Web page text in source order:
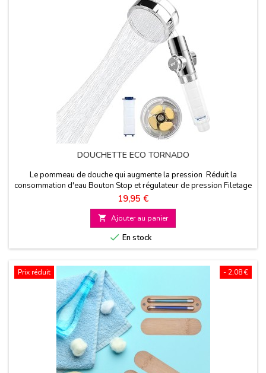
DOUCHETTE ECO TORNADO
Le pommeau de douche qui augmente la pression Réduit la
consommation d'eau Bouton Stop et régulateur de pression Filetage
universel
Prix
19,95 €
 Ajouter au panier
 En stock
- 2,08 €
Prix réduit